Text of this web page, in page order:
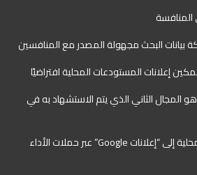
تظهر البيانات أن Google هو المجال الثاني الذي يتم الاستشهاد به في
تصل إعلانات الخدمات المحلية إلى “إعلانات Google” عبر حملات الأداء